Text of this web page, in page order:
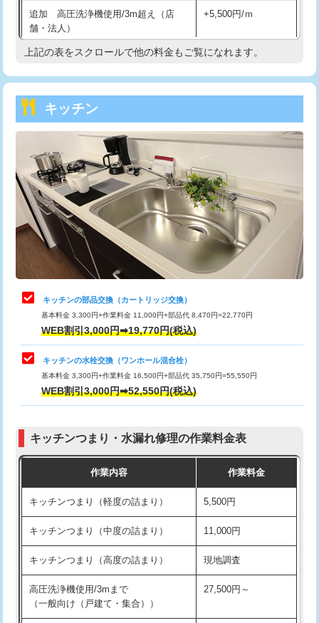
持込商品取付（浄水器・分岐水栓） 16,500円
持込商品取付（温水洗浄便座） 22,000円
持込商品取付（普通便座⇔温水洗浄便
22,000円
給水管工事※（ホール加工)
給水管工事※（バンド止め) 3,300円
給水管工事※（支持金具設置) 5,500円
給水管工事※（保温材使用（バンド止
め込み）)
5,500円
給水管工事※（土の掘削・埋め戻し作
11,000円
給水管工事※（塩ビ管（VP・HI）使
用/3ｍまで)
給水管工事※（塩ビ管（VP・HI）使
用（追加）/3ｍ超え)
給水管工事※（ライニング鋼管・銅
管・ポリ管・HT管使用/3ｍまで)
44,000円
管・ポリ管・HT管使用/3ｍ超え)
排水管工事（土の掘削・埋め戻し作
11,000円~
排水管工事（排水管工事/3ｍまで） 55,000円
排水管工事（追加 排水管工事/3ｍ超
+11,000円
マス交換（土の掘削・埋め戻し作業）
マス交換（深さ50㎝未満）
追加 高圧洗浄機使用/3m超え（店
舗・法人）
+5,500円/ｍ
高度高圧洗浄換 現地調査
トーラー機使用/3mまで
追加トーラー機使用/3m超え +3,300円
カメラ調査 33,000円
桝清掃 8,800円
止水・漏水調査・防水処理・清掃・修
理・調整・分解・加工など（軽作業）
11,000円
止水・漏水調査・防水処理・清掃・修
理・調整・分解・加工など（中作業）
22,000円
止水・漏水調査・防水処理・清掃・修
理・調整・分解・加工など（重作業）
33,000円
お風呂タンク脱着
その他部品の脱着
式・ワンホール）)
交換・取付(排水栓・排水トラップ
22,000円+材料費
持込商品取付（単水栓）
上記の表をスクロールで他の料金もご覧になれます。
キッチン
キッチンの部品交換（カートリッジ交換）
基本料金 3,300円+作業料金 11,000円+部品代 8,470円=22,770円
WEB割引3,000円➡19,770円(税込)
キッチンの水栓交換（ワンホール混合栓）
基本料金 3,300円+作業料金 16,500円+部品代 35,750円=55,550円
WEB割引3,000円➡52,550円(税込)
キッチンつまり・水漏れ修理の作業料金表
作業内容 作業料金
キッチンつまり（軽度の詰まり） 5,500円
キッチンつまり（中度の詰まり） 11,000円
キッチンつまり（高度の詰まり） 現地調査
高圧洗浄機使用/3mまで
（一般向け（戸建て・集合））
27,500円～